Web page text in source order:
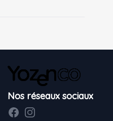
Nos réseaux sociaux
FacebookInstagram